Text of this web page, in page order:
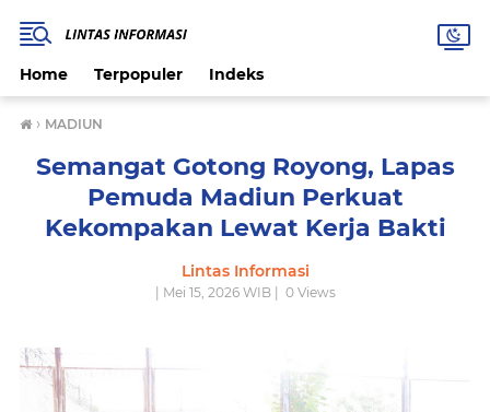
Home Terpopuler Indeks
› MADIUN
Semangat Gotong Royong, Lapas
Pemuda Madiun Perkuat
Kekompakan Lewat Kerja Bakti
Lintas Informasi
| Mei 15, 2026 WIB | 0Views